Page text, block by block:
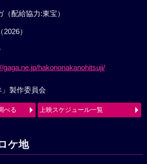
（配給協力:東宝）
2026）
gaga.ne.jp/hakononakanohitsuji/
製作委員会
べる 上映スケジュール一覧
ケ地